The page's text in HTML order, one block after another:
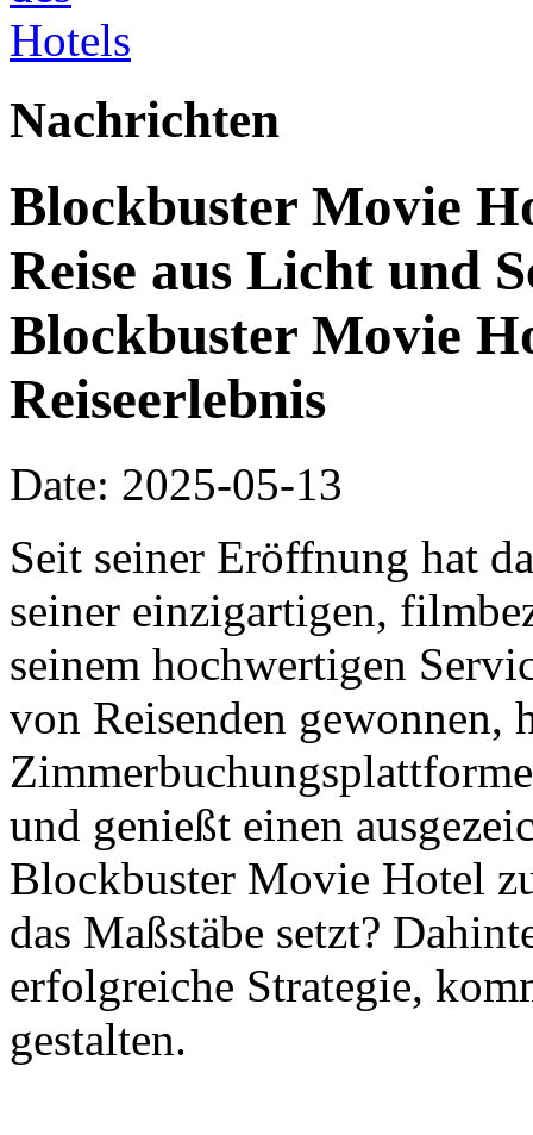
Nachrichten
Blockbuster Movie
Reise aus Licht und
Blockbuster Movie
Reiseerlebnis
Date: 2025-05-13
Seit seiner Eröffnung hat
seiner einzigartigen,
seinem hochwertigen
von Reisenden gewonnen,
und genießt einen
Blockbuster Movie Hotel
das Maßstäbe setzt?
erfolgreiche Strategie,
gestalten.